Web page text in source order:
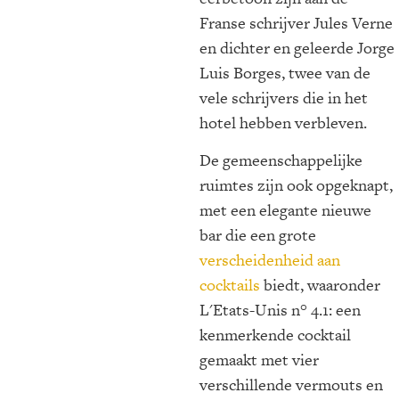
Franse schrijver Jules Verne
en dichter en geleerde Jorge
Luis Borges, twee van de
vele schrijvers die in het
hotel hebben verbleven.
De gemeenschappelijke
ruimtes zijn ook opgeknapt,
met een elegante nieuwe
bar die een grote
verscheidenheid aan
cocktails biedt, waaronder
L'Etats-Unis n° 4.1: een
kenmerkende cocktail
gemaakt met vier
verschillende vermouts en